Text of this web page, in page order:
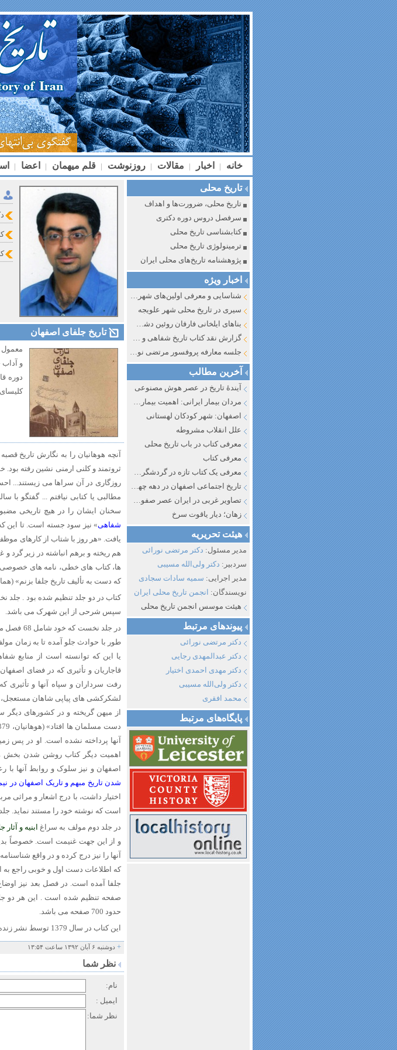
خانه | اخبار | مقالات | روزنوشت | قلم میهمان | اعضا |
تاریخ محلی
تاریخ محلی، ضرورت‌ها و اهداف
سرفصل دروس دوره دکتری
کتابشناسی تاریخ محلی
ترمینولوژی تاریخ محلی
پژوهشنامه تاریخ‌های محلی ایران
اخبار ویژه
شناسایی و معرفی اولین‌های شهر مشهد
سیری در تاریخ محلی شهر علویجه
بناهای ایلخانی فارفان روئین دشت اصفهان
گزارش نقد کتاب تاریخ شفاهی و جایگاه آن در تاریخ نگاری معاصر ایران ۱۳۸۵-۱۳۵۸
جلسه معارفه پروفسور مرتضی نورائی در دپارتمان شرق‌شناسی دانشگاه صوفیا، بلغارستان
آخرین مطالب
آیندهٔ تاریخ در عصر هوش مصنوعی
مردان بیمار ایرانی: اهمیت بیماری به عنوان عاملی در تفسیر تاریخ سیاسی ایران جدید
اصفهان: شهر کودکان لهستانی
علل انقلاب مشروطه
معرفی کتاب در باب تاریخ محلی
معرفی کتاب
معرفی یک کتاب تازه در گردشگری اصفهان
تاریخ اجتماعی اصفهان در دهه چهل و پنجاه از نگاه طنز نوروز جمشاد
تصاویر غربی در ایران عصر صفوی و قاجار
زهان؛ دیار یاقوت سرخ
هیئت تحریریه
مدیر مسئول: دکتر مرتضی نورائی
سردبیر: دکتر ولی‌الله مسیبی
مدیر اجرایی: سمیه سادات سجادی
نویسندگان: انجمن تاریخ محلی ایران
هیئت موسس انجمن تاریخ محلی
پیوند‌های مرتبط
دکتر مرتضی نورائی
دکتر عبدالمهدی رجایی
دکتر مهدی احمدی اختیار
دکتر ولی‌الله مسیبی
محمد افقری
پایگاه‌های مرتبط
تاریخ جلفای اصفهان
و آداب
دوره
آنچه هوهانیان را به نگارش تاریخ
ثروتمند و کلنی ارمنی نشین رفته بود.
روزگاری در آن سراها می زیستند...
مطالبی یا کتابی نیافتم ... گفتگو با
سخنان ایشان را در هیچ تاریخی مضبوط نمی دیدم
شفاهی» نیز سود جسته است. تا این
یافت. «هر روز با شتاب از کارهای
هم ریخته و برهم انباشته در زیر
ها، کتاب های خطی، نامه های خصوصی
که دست به تألیف تاریخ جلفا بزنم»
کتاب در دو جلد تنظیم شده بود .
سپس شرحی از این شهرک می باشد.
در جلد نخست که خود شامل 68 فصل می شود،
طور با حوادث جلو آمده تا به زمان
یا این که توانسته است از منابع
قاجاریان و تأثیری که در فضای
رفت سرداران و سپاه آنها و تأثیری
لشکرکشی های پیاپی شاهان مستعجل،
از میهن گریخته و در کشورهای دیگر
آنها پرداخته نشده است. او در پس
اهمیت دیگر کتاب روشن شدن بخش
اصفهان و نیز سلوک و روابط آنها
شدن تاریخ مبهم و تاریک اصفهان در
اختیار داشت، با درج اشعار و مراثی
است که نوشته خود را مستند نماید. جلد
در جلد دوم مولف به سراغ ابنیه و آثار
و از این جهت غنیمت است. خصوصاً
آنها را نیز درج کرده و در واقع
که اطلاعات دست اول و خوبی راجع به
صفحه تنظیم شده است . این هر دو
حدود 700 صفحه می باشد.
این کتاب در سال 1379 توسط نشر زنده رود و با مشارکت انتشارات نقش خورشید در اصفهان به چاپ رسیده است.
+ دوشنبه ۶ آبان ۱۳۹۲ ساعت ۱۳:۵۴
نظر شما
نام:
ایمیل :
نظر شما: